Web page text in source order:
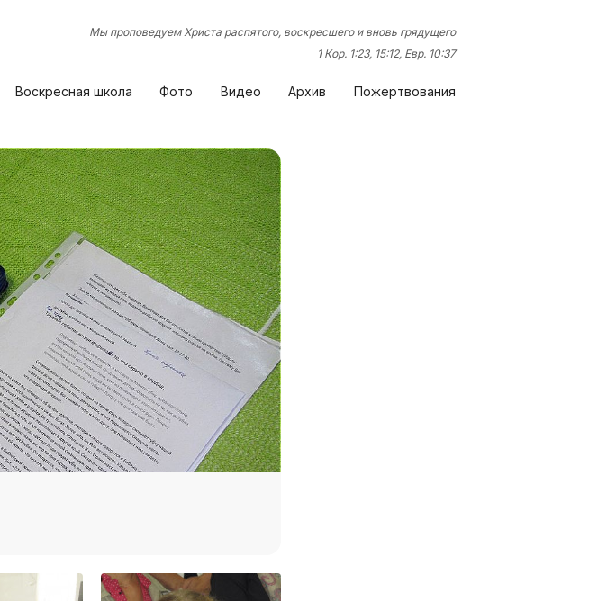
Мы проповедуем Христа распятого, воскресшего и вновь грядущего
1 Кор. 1:23, 15:12, Евр. 10:37
Воскресная школа Фото Видео Архив Пожертвования